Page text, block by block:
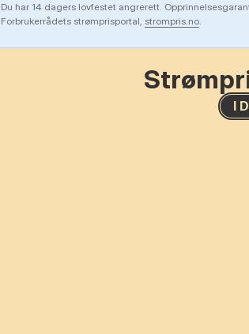
Du har 14 dagers lovfestet angrerett.
Forbrukerrådets strømprisportal, strompris.no.
I